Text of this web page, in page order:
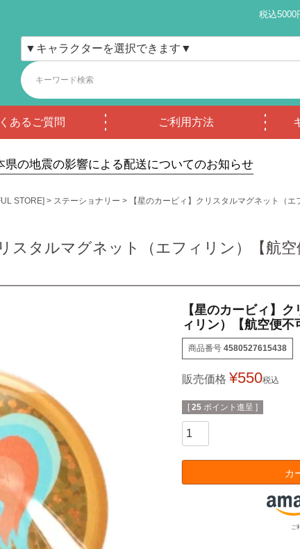
税込5000
あるご質問 ご利用方法
県の地震の影響による配送についてのお知らせ
STORE] ステーショナリー 【星のカービィ】クリスタルマグネット（エ
スタルマグネット（エフィリン）【航空
【星のカービィ】
ィリン）【航空便不
商品番号 4580527615438
販売価格 ¥550税込
[ 25 ポイント進呈 ]
カ
ご